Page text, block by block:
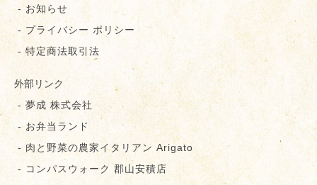
- お知らせ
- プライバシー ポリシー
- 特定商法取引法
外部リンク
- 夢成 株式会社
- お弁当ランド
- 肉と野菜の農家イタリアン Arigato
- コンパスウォーク 郡⼭安積店